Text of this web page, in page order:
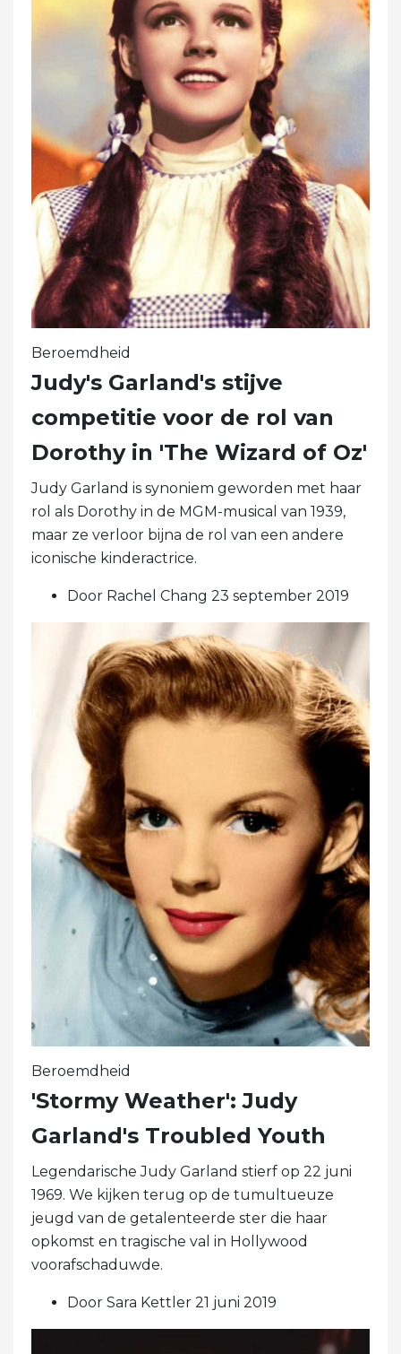
Beroemdheid
Judy's Garland's stijve
competitie voor de rol van
Dorothy in 'The Wizard of Oz'
Judy Garland is synoniem geworden met haar
rol als Dorothy in de MGM-musical van 1939,
maar ze verloor bijna de rol van een andere
iconische kinderactrice.
Door Rachel Chang 23 september 2019
Beroemdheid
'Stormy Weather': Judy
Garland's Troubled Youth
Legendarische Judy Garland stierf op 22 juni
1969. We kijken terug op de tumultueuze
jeugd van de getalenteerde ster die haar
opkomst en tragische val in Hollywood
voorafschaduwde.
Door Sara Kettler 21 juni 2019